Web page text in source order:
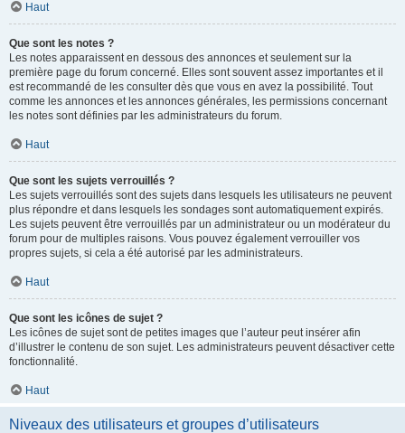
Haut
Que sont les notes ?
Les notes apparaissent en dessous des annonces et seulement sur la
première page du forum concerné. Elles sont souvent assez importantes et il
est recommandé de les consulter dès que vous en avez la possibilité. Tout
comme les annonces et les annonces générales, les permissions concernant
les notes sont définies par les administrateurs du forum.
Haut
Que sont les sujets verrouillés ?
Les sujets verrouillés sont des sujets dans lesquels les utilisateurs ne peuvent
plus répondre et dans lesquels les sondages sont automatiquement expirés.
Les sujets peuvent être verrouillés par un administrateur ou un modérateur du
forum pour de multiples raisons. Vous pouvez également verrouiller vos
propres sujets, si cela a été autorisé par les administrateurs.
Haut
Que sont les icônes de sujet ?
Les icônes de sujet sont de petites images que l’auteur peut insérer afin
d’illustrer le contenu de son sujet. Les administrateurs peuvent désactiver cette
fonctionnalité.
Haut
Niveaux des utilisateurs et groupes d’utilisateurs